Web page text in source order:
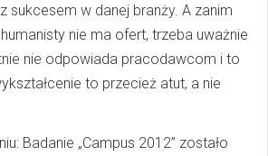
sukcesem w danej branży. A zanim
nie ma ofert, trzeba uważnie
nie odpowiada pracodawcom i to
to przecież atut, a nie
Badanie „Campus 2012” zostało